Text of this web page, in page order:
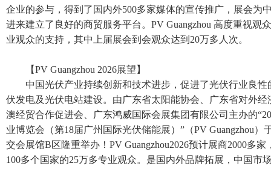
企业的参与，得到了国内外500多家媒体的宣传推广，展会为
进来建立了良好的商贸服务平台。PV Guangzhou 高度重视观
业观众的支持，其中上届展会到会观众达到20万多人次。
【PV Guangzhou 2026展望】
中国光伏产业持续创新和技术进步，促进了光伏行业良
伏发电及光伏电站建设。由广东省太阳能协会、广东省对外
澳经贸合作促进会、广东鸿威国际会展集团有限公司主办的
业博览会（第18届广州国际光伏储能展）”（PV Guangzhou）
交会展馆B区隆重举办！PV Guangzhou2026预计展商2000多
100多个国家的25万多专业观众。是国内外品牌拓展，中国市